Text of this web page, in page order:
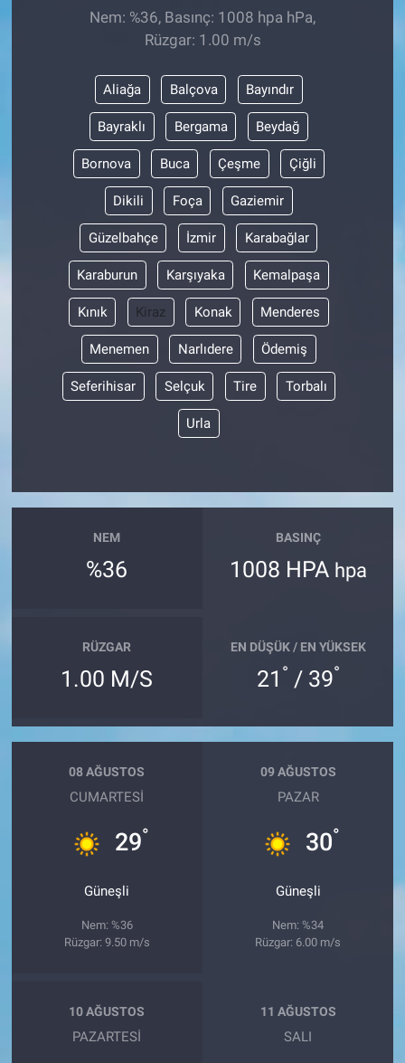
Nem: %36, Basınç: 1008 hpa hPa,
Rüzgar: 1.00 m/s
Aliağa Balçova Bayındır
Bayraklı Bergama Beydağ
Bornova Buca Çeşme Çiğli
Dikili Foça Gaziemir
Güzelbahçe İzmir Karabağlar
Karaburun Karşıyaka Kemalpaşa
Kınık Kiraz Konak Menderes
Menemen Narlıdere Ödemiş
Seferihisar Selçuk Tire Torbalı
Urla
NEM
%36
BASINÇ
1008 HPA hpa
RÜZGAR
1.00 M/S
EN DÜŞÜK / EN YÜKSEK
21 ° / 39°
08 AĞUSTOS
CUMARTESI
29°
Güneşli
Nem: %36
Rüzgar: 9.50 m/s
09 AĞUSTOS
PAZAR
30°
Güneşli
Nem: %34
Rüzgar: 6.00 m/s
10 AĞUSTOS
PAZARTESI
11 AĞUSTOS
SALI